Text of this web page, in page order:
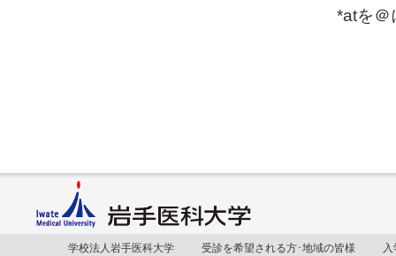
*atを＠
学校法人岩手医科大学 受診を希望される方･地域の皆様